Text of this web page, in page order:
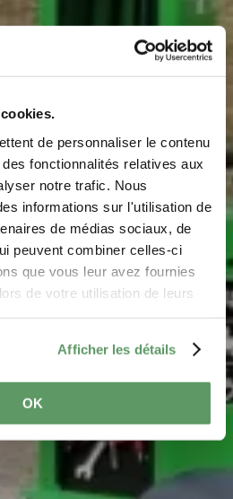
de personnaliser le contenu
fonctionnalités relatives aux
notre trafic. Nous
informations sur l'utilisation de
de médias sociaux, de
peuvent combiner celles-ci
que vous leur avez fournies
de votre utilisation de leurs
Afficher les détails
OK
Op
Consdorf
6210 Consdorf